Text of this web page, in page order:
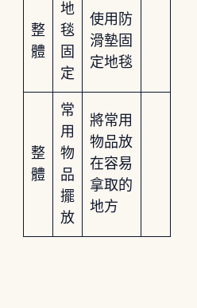
整
體
地
毯
固
定
使用防
滑墊固
定地毯
整
體
常
用
物
品
擺
放
將常用
物品放
在容易
拿取的
地方